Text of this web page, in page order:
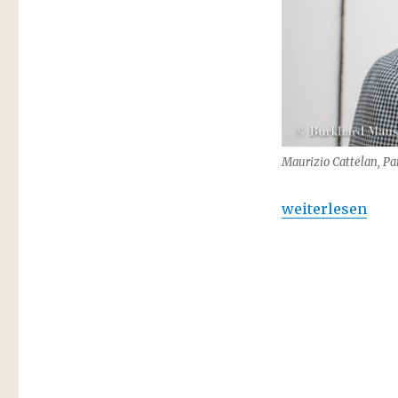
Maurizio Cattelan,
„Maurizio
weiterlesen